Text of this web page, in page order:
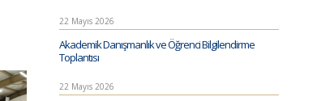
22 Mayıs 2026
Akademik Danışmanlık ve Öğrenci Bilgilendirme
Toplantısı
22 Mayıs 2026